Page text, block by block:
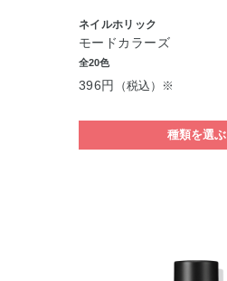
ネイルホリック
モードカラーズ
全20色
396円 （税込）※
種類を選ぶ